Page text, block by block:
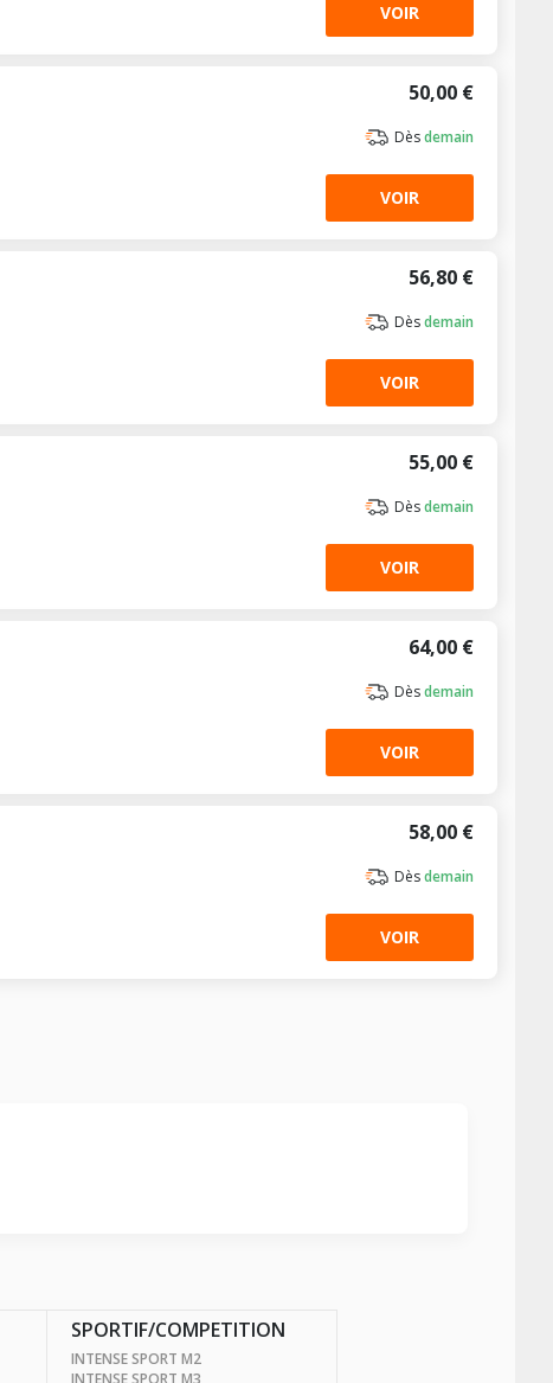
VOIR
50,00 €
Dèsdemain
VOIR
56,80 €
Dèsdemain
VOIR
55,00 €
Dèsdemain
VOIR
64,00 €
Dèsdemain
VOIR
58,00 €
Dèsdemain
VOIR
SPORTIF/COMPETITION
INTENSE SPORT M2
INTENSE SPORT M3